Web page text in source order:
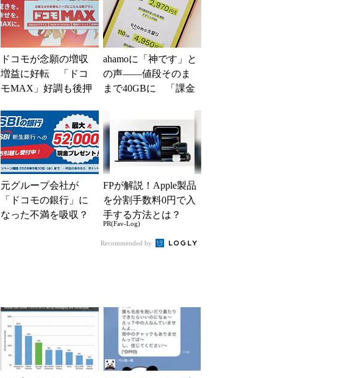
ク...
ドコモが念願の増収
増益に好転 「ドコ
モMAX」好調も後押
ユーザー”を重視
ahamoに「神です」と
の声――値段そのま
まで40GBに 「課金
た」と戸惑いも
元グループ会社が
「ドコモの銀行」に
なった不満を吸収？
FPが解説！Apple製品
を分割手数料0円で入
手する方法とは？
PR(Fav-Log)
Recommended by